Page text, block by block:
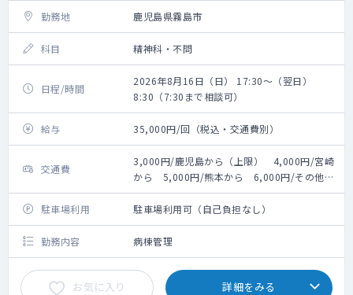
勤務地 鹿児島県霧島市
科目 精神科・不問
日程/時間
2026年8月16日（日） 17:30～（翌日）
8:30（7:30まで相談可）
給与 35,000円/回（税込・交通費別）
交通費
3,000円/鹿児島から（上限） 4,000円/宮崎
から 5,000円/熊本から 6,000円/その他か
ら
駐車場利用
駐車場利用可（自己負担なし）
勤務内容 病棟管理
お気に入り 詳細をみる